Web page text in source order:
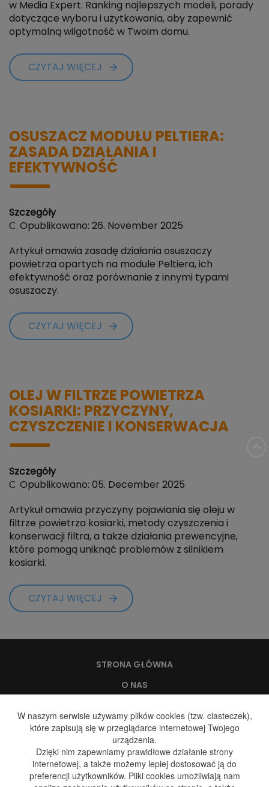
w Media Expert. Ranking najlepszych modeli, porady
dotyczące wyboru i użytkowania, aby zapewnić
optymalną wilgotność w Twoim domu.
CZYTAJ WIĘCEJ
OSUSZACZ MODUŁU PELTIERA:
ZASADA DZIAŁANIA I
EFEKTYWNOŚĆ
Szczegóły
Opublikowano: 26. November 2025
Artykuł omawia zasadę działania osuszaczy
powietrza opartych na module Peltiera, ich
efektywność oraz porównanie z innymi typami
osuszaczy.
CZYTAJ WIĘCEJ
OLEJ W FILTRZE POWIETRZA
KOSIARKI: PRZYCZYNY,
CZYSZCZENIE I KONSERWACJA
Szczegóły
Opublikowano: 05. December 2025
Artykuł omawia przyczyny pojawiania się oleju w
filtrze powietrza kosiarki, metody czyszczenia i
konserwacji filtra, a także działania prewencyjne,
które pomogą uniknąć problemów z silnikiem
kosiarki.
CZYTAJ WIĘCEJ
STRONA GŁÓWNA
O NAS
DYSTRYBUCJA WODY
DYSTRYBUCJA GAZU
GALERIA
W naszym serwisie używamy plików cookies (tzw. ciasteczek),
które zapisują się w przeglądarce internetowej Twojego
urządzenia.
Dzięki nim zapewniamy prawidłowe działanie strony
internetowej, a także możemy lepiej dostosować ją do
preferencji użytkowników. Pliki cookies umożliwiają nam